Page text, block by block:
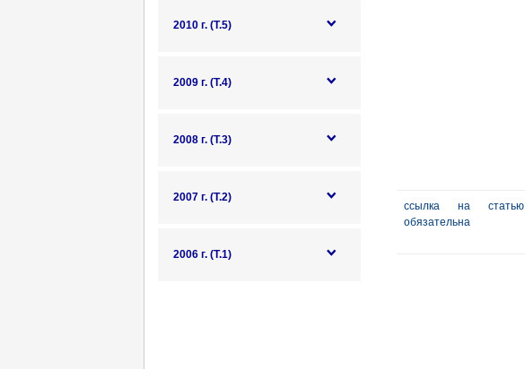
2010 г. (Т.5)
2009 г. (Т.4)
2008 г. (Т.3)
2007 г. (Т.2)
2006 г. (Т.1)
ссылка на статью
обязательна